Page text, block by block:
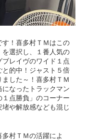
！喜多村ＴＭはこの
を選択し、１番人気の
レイヴのワイド１点
的中！ジャスト５倍
した～！喜多村ＴＭ
なったトラックマン
点勝負」のコーナー
や解放感なども混じ
村ＴＭの活躍によ